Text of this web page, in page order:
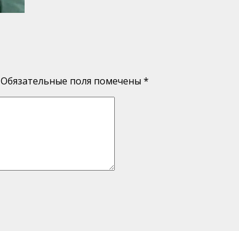
Обязательные поля помечены *